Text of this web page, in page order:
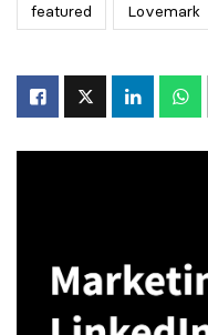
featured Lovemark